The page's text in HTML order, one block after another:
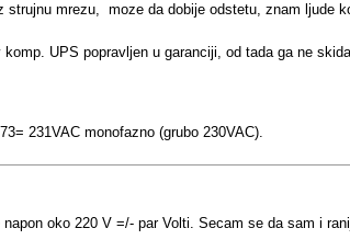
strujnu mrezu, moze da dobije odstetu, znam ljude
UPS popravljen u garanciji, od tada ga ne
231VAC monofazno (grubo 230VAC).
oko 220 V =/- par Volti. Secam se da sam i